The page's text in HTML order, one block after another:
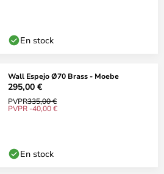
En stock
Wall Espejo Ø70 Brass - Moebe
295,00 €
PVPR335,00 €
PVPR -40,00 €
En stock